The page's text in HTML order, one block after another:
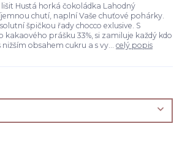
Hustá horká čokoládka Lahodný
chutí, naplní Vaše chuťové pohárky.
špičkou řady chocco exlusive. S
prášku 33%, si zamiluje každý kdo
obsahem cukru a s vy... celý popis